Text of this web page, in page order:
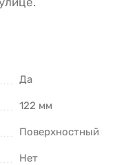
Да
122 мм
Поверхностный
Нет